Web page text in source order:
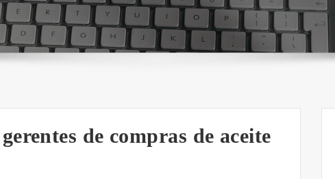
de compras de aceite